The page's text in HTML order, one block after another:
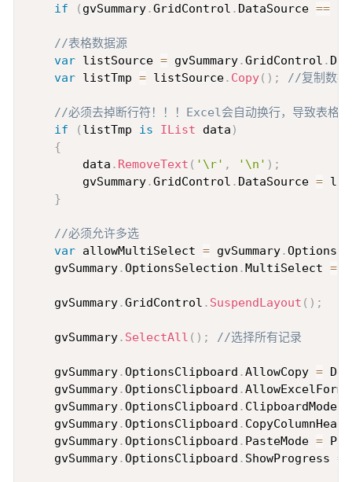
if
( gvSummary.GridControl . DataSource ==
//表格数据源
var listSource = gvSummary.GridControl .
var listTmp = listSource. Copy( ) ; //复制数据
//必须去掉断行符！！！Excel会自动换行，导致表格
if
( listTmp is IList data )
{
        data
. RemoveText ( '\r' , '\n' ) ;
        gvSummary
.GridControl . DataSource =
}
//必须允许多选
var allowMultiSelect = gvSummary.
    gvSummary
.OptionsSelection . MultiSelect =
    gvSummary
.GridControl . SuspendLayout ( ) ;
    gvSummary
. SelectAll ( ) ; //选择所有记录
    gvSummary
.OptionsClipboard .AllowCopy =
    gvSummary
.OptionsClipboard .
    gvSummary
.OptionsClipboard . ClipboardMode
    gvSummary
.OptionsClipboard .
    gvSummary
.OptionsClipboard . PasteMode =
    gvSummary
.OptionsClipboard . ShowProgress =